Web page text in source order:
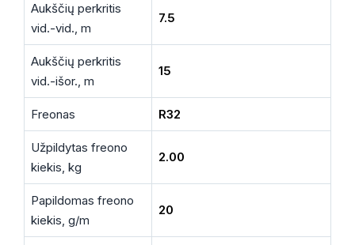
Aukščių perkritis
vid.-vid., m
7.5
Aukščių perkritis
vid.-išor., m
15
Freonas R32
Užpildytas freono
kiekis, kg
2.00
Papildomas freono
kiekis, g/m
20